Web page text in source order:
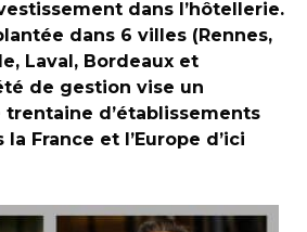
dans l’hôtellerie.
dans 6 villes (Rennes,
Laval, Bordeaux et
de gestion vise un
d’établissements
France et l’Europe d’ici